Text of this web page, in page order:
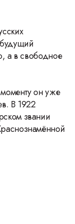
а в свободное
он уже
В 1922
звании